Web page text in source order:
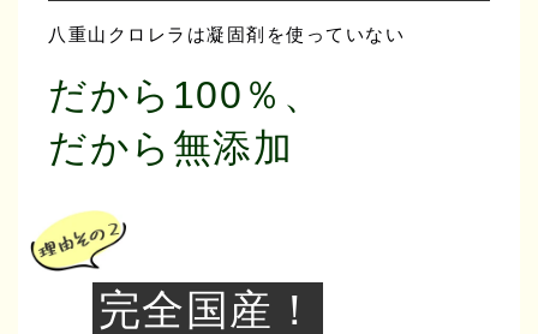
八重山クロレラは凝固剤を使っていない
だから100％、
だから無添加
完全国産！